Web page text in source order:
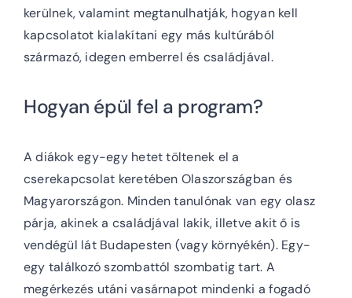
kerülnek, valamint megtanulhatják, hogyan kell
kapcsolatot kialakítani egy más kultúrából
származó, idegen emberrel és családjával.
Hogyan épül fel a program?
A diákok egy-egy hetet töltenek el a
cserekapcsolat keretében Olaszországban és
Magyarországon. Minden tanulónak van egy olasz
párja, akinek a családjával lakik, illetve akit ő is
vendégül lát Budapesten (vagy környékén). Egy-
egy találkozó szombattól szombatig tart. A
megérkezés utáni vasárnapot mindenki a fogadó